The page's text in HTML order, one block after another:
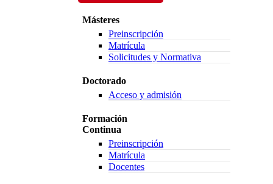
Másteres
Preinscripción
Matrícula
Solicitudes y Normativa
Doctorado
Acceso y admisión
Formación
Continua
Preinscripción
Matrícula
Docentes